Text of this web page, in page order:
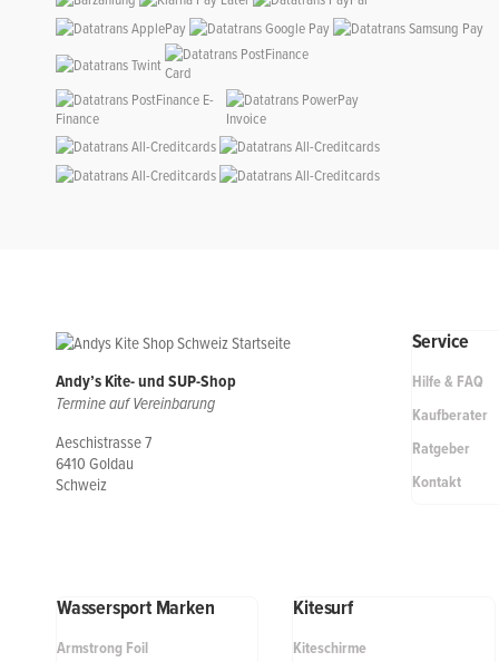
Andy’s Kite- und SUP-Shop
Termine auf Vereinbarung
Aeschistrasse 7
6410 Goldau
Schweiz
Service
Hilfe & FAQ
Kaufberater
Ratgeber
Kontakt
Wassersport Marken
Armstrong Foil
Kitesurf
Kiteschirme